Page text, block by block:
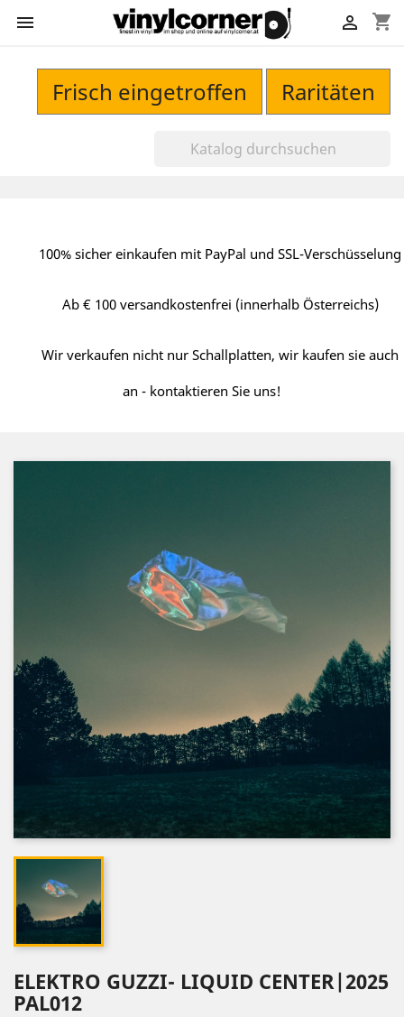
 shopping_cart

Frisch eingetroffen Raritäten
100% sicher einkaufen mit PayPal und SSL-Verschüsselung
Ab € 100 versandkostenfrei (innerhalb Österreichs)
Wir verkaufen nicht nur Schallplatten, wir kaufen sie auch
an - kontaktieren Sie uns!
ELEKTRO GUZZI- LIQUID CENTER|2025
PAL012